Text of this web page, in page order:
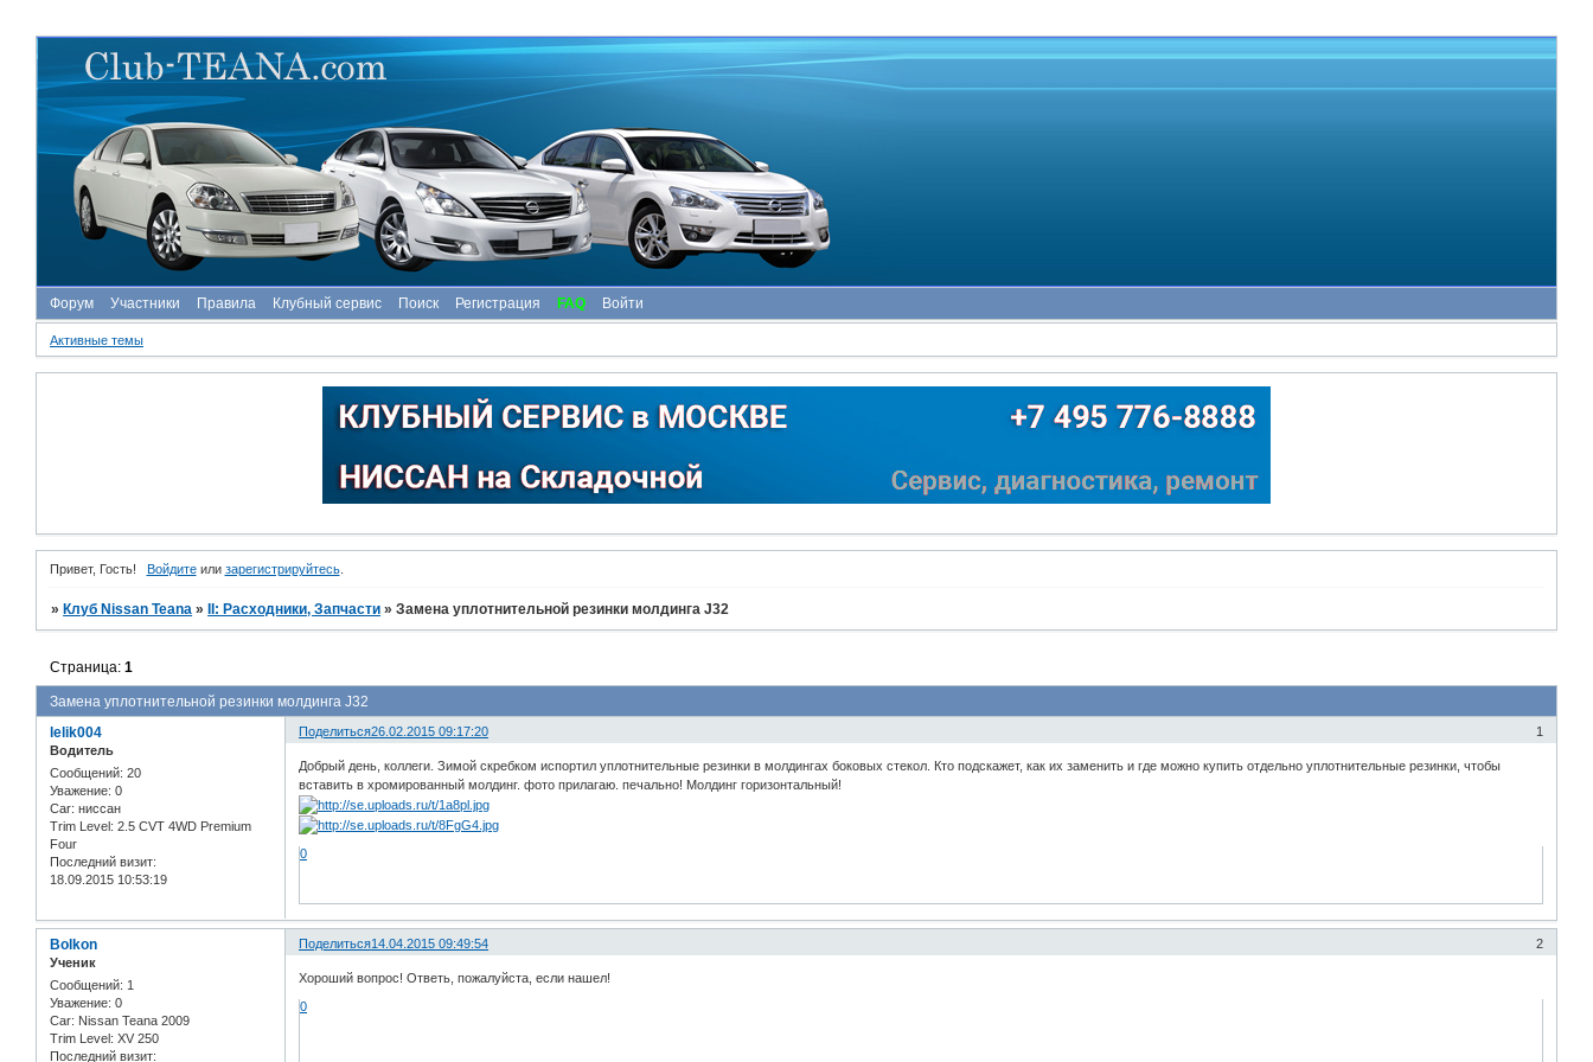
Форум Участники Правила Клубный сервис Поиск Регистрация FAQ Войти
Активные темы
Привет, Гость! Войдитеили зарегистрируйтесь.
» Клуб Nissan Teana » II: Расходники, Запчасти »Замена уплотнительной резинки молдинга J32
Замена уплотнительной резинки молдинга J32
Страница:1
Поделиться 1
26.02.2015 09:17:20
lelik004
Водитель
Сообщений: 20
Уважение: 0
Car: ниссан
Trim Level: 2.5 CVT 4WD Premium
Four
Последний визит:
18.09.2015 10:53:19
Добрый день, коллеги. Зимой скребком испортил уплотнительные резинки в молдингах боковых стекол. Кто подскажет, как их заменить и где можно купить отдельно уплотнительные резинки, чтобы
вставить в хромированный молдинг. фото прилагаю. печально! Молдинг горизонтальный!
0
Поделиться 2
14.04.2015 09:49:54
Bolkon
Ученик
Сообщений: 1
Уважение: 0
Car: Nissan Teana 2009
Trim Level: XV 250
Последний визит:
Хороший вопрос! Ответь, пожалуйста, если нашел!
0